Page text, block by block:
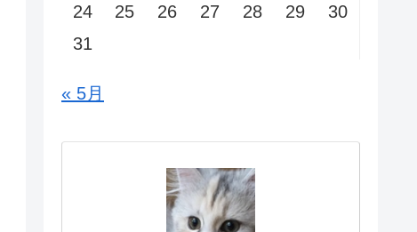
24
25 26 27 28 29
30
31
« 5月